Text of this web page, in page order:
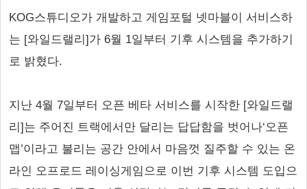
KOG스튜디오가 개발하고 게임포털 넷마블이 서비스하
는 [와일드랠리]가 6월 1일부터 기후 시스템을 추가하기
로 밝혔다.
지난 4월 7일부터 오픈 베타 서비스를 시작한 [와일드랠
리]는 주어진 트랙에서만 달리는 답답함을 벗어나‘오픈
맵’이라고 불리는 공간 안에서 마음껏 질주할 수 있는 온
라인 오프로드 레이싱게임으로 이번 기후 시스템 도입으